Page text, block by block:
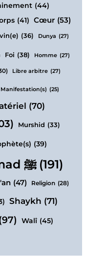
(44)
(41) Cœur (53)
(36) Dunya (27)
Foi (38) Homme (27)
Libre arbitre (27)
Manifestation(s) (25)
(70)
Murshid (33)
(39)
Prophète Muhammad ﷺ (191)
(47) Religion (28)
Shaykh (71)
Walî (45)